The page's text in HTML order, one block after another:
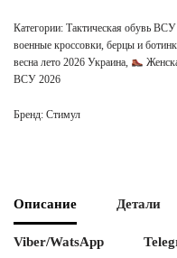
Категории: Тактическая обувь
военные кроссовки, берцы и
весна лето 2026 Украина,
ВСУ 2026
Бренд: Стимул
Описание Детали
Viber/WatsApp